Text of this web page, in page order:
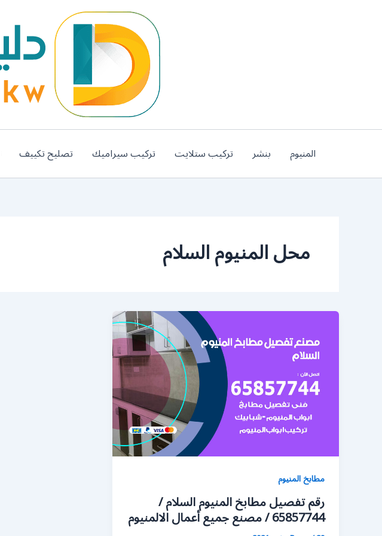
المنيوم بنشر تركيب ستلايت تركيب سيراميك تصليح تكييف
محل المنيوم السلام
مطابخ المنيوم
رقم تفصيل مطابخ المنيوم السلام /
65857744 / مصنع جميع أعمال الالمنيوم